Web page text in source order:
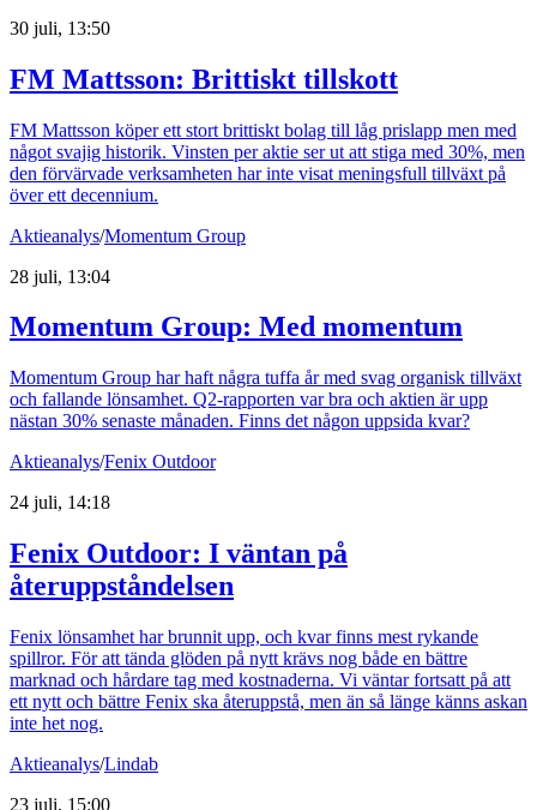
30 juli, 13:50
FM Mattsson: Brittiskt tillskott
FM Mattsson köper ett stort brittiskt bolag till låg prislapp men med
något svajig historik. Vinsten per aktie ser ut att stiga med 30%, men
den förvärvade verksamheten har inte visat meningsfull tillväxt på
över ett decennium.
Aktieanalys/Momentum Group
28 juli, 13:04
Momentum Group: Med momentum
Momentum Group har haft några tuffa år med svag organisk tillväxt
och fallande lönsamhet. Q2-rapporten var bra och aktien är upp
nästan 30% senaste månaden. Finns det någon uppsida kvar?
Aktieanalys/Fenix Outdoor
24 juli, 14:18
Fenix Outdoor: I väntan på
återuppståndelsen
Fenix lönsamhet har brunnit upp, och kvar finns mest rykande
spillror. För att tända glöden på nytt krävs nog både en bättre
marknad och hårdare tag med kostnaderna. Vi väntar fortsatt på att
ett nytt och bättre Fenix ska återuppstå, men än så länge känns askan
inte het nog.
Aktieanalys/Lindab
23 juli, 15:00